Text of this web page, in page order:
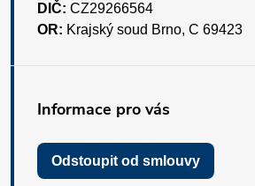
DIČ: CZ29266564
OR: Krajský soud Brno, C 69423
Informace pro vás
Odstoupit od smlouvy